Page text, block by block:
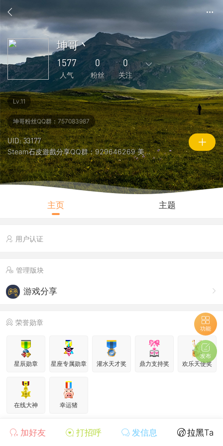
加好友 打招呼 发信息 拉黑Ta
坤哥丶
1577
人气
0
粉丝
0
关注
1630
主题
56
回复
1
好友
0
粉丝
0
关注
0
说说
1577
人气
20371
积分
Lv.11
坤哥粉丝QQ群：757083987
UID: 33177
Steam石皮遊戲分享QQ群：929646269 美国100 ...
主页 主题
用户认证
管理版块
游戏分享
荣誉勋章
星辰勋章 星座专属勋章 灌水天才奖 鼎力支持奖 欢乐天使奖
在线大神 幸运猪
功能
发布